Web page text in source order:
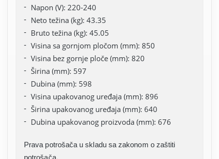
Napon (V): 220-240
Neto težina (kg): 43.35
Bruto težina (kg): 45.05
Visina sa gornjom pločom (mm): 850
Visina bez gornje ploče (mm): 820
Širina (mm): 597
Dubina (mm): 598
Visina upakovanog uređaja (mm): 896
Širina upakovanog uređaja (mm): 640
Dubina upakovanog proizvoda (mm): 676
Prava potrošača u skladu sa zakonom o zaštiti